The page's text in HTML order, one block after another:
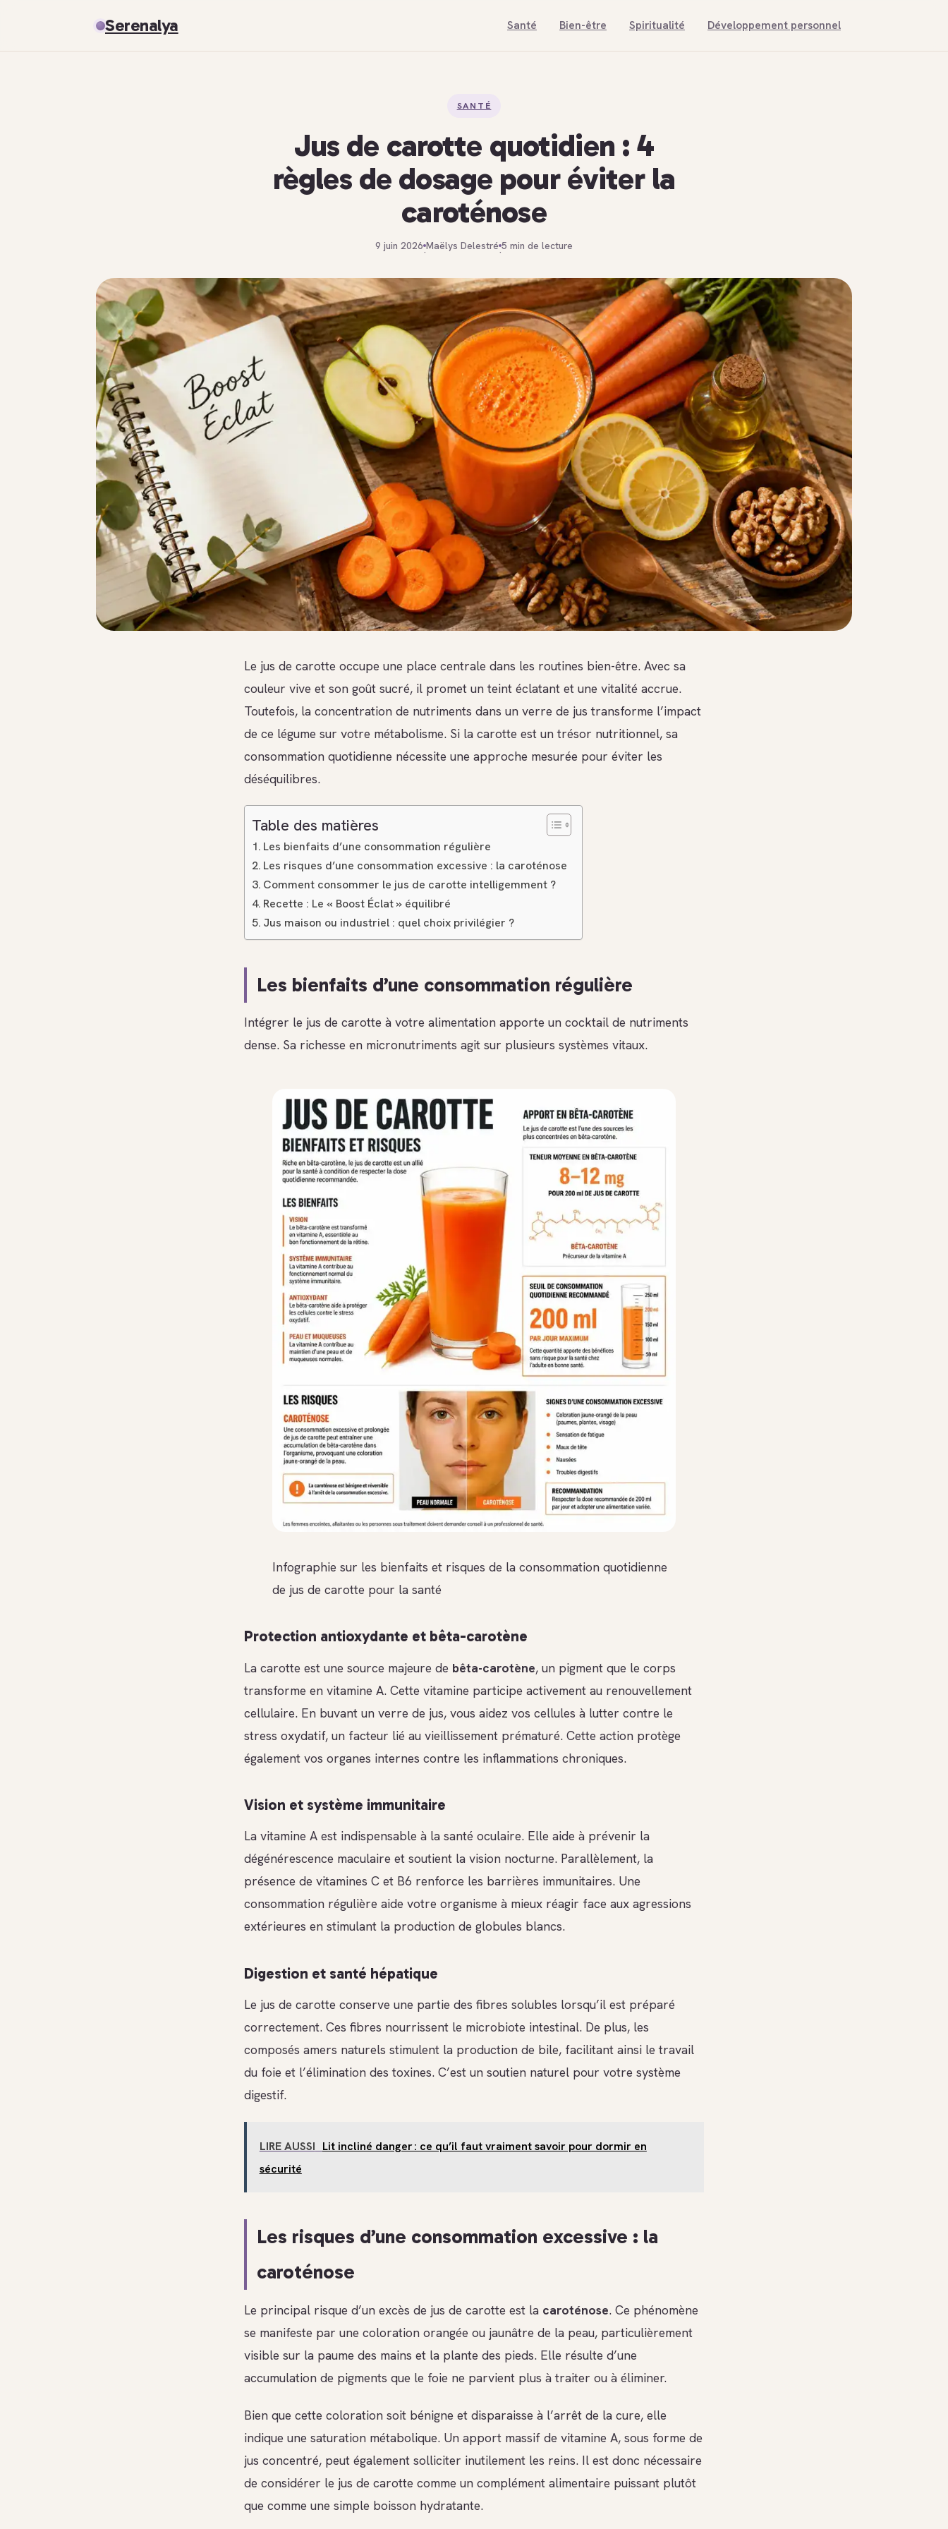
Serenalya Santé Bien-être Spiritualité Développement personnel
SANTÉ
Jus de carotte quotidien : 4
règles de dosage pour éviter la
caroténose
9 juin 2026
·
Maëlys Delestré
·
5 min de lecture
Le jus de carotte occupe une place centrale dans les routines bien-être. Avec sa
couleur vive et son goût sucré, il promet un teint éclatant et une vitalité accrue.
Toutefois, la concentration de nutriments dans un verre de jus transforme l’impact
de ce légume sur votre métabolisme. Si la carotte est un trésor nutritionnel, sa
consommation quotidienne nécessite une approche mesurée pour éviter les
déséquilibres.
Table des matières
Les bienfaits d’une consommation régulière
Les risques d’une consommation excessive : la caroténose
Comment consommer le jus de carotte intelligemment ?
Recette : Le « Boost Éclat » équilibré
Jus maison ou industriel : quel choix privilégier ?
Les bienfaits d’une consommation régulière
Intégrer le jus de carotte à votre alimentation apporte un cocktail de nutriments
dense. Sa richesse en micronutriments agit sur plusieurs systèmes vitaux.
Infographie sur les bienfaits et risques de la consommation quotidienne
de jus de carotte pour la santé
Protection antioxydante et bêta-carotène
La carotte est une source majeure de bêta-carotène, un pigment que le corps
transforme en vitamine A. Cette vitamine participe activement au renouvellement
cellulaire. En buvant un verre de jus, vous aidez vos cellules à lutter contre le
stress oxydatif, un facteur lié au vieillissement prématuré. Cette action protège
également vos organes internes contre les inflammations chroniques.
Vision et système immunitaire
La vitamine A est indispensable à la santé oculaire. Elle aide à prévenir la
dégénérescence maculaire et soutient la vision nocturne. Parallèlement, la
présence de vitamines C et B6 renforce les barrières immunitaires. Une
consommation régulière aide votre organisme à mieux réagir face aux agressions
extérieures en stimulant la production de globules blancs.
Digestion et santé hépatique
Le jus de carotte conserve une partie des fibres solubles lorsqu’il est préparé
correctement. Ces fibres nourrissent le microbiote intestinal. De plus, les
composés amers naturels stimulent la production de bile, facilitant ainsi le travail
du foie et l’élimination des toxines. C’est un soutien naturel pour votre système
digestif.
LIRE AUSSI Lit incliné danger : ce qu’il faut vraiment savoir pour dormir en
sécurité
Les risques d’une consommation excessive : la
caroténose
Le principal risque d’un excès de jus de carotte est la caroténose. Ce phénomène
se manifeste par une coloration orangée ou jaunâtre de la peau, particulièrement
visible sur la paume des mains et la plante des pieds. Elle résulte d’une
accumulation de pigments que le foie ne parvient plus à traiter ou à éliminer.
Bien que cette coloration soit bénigne et disparaisse à l’arrêt de la cure, elle
indique une saturation métabolique. Un apport massif de vitamine A, sous forme de
jus concentré, peut également solliciter inutilement les reins. Il est donc nécessaire
de considérer le jus de carotte comme un complément alimentaire puissant plutôt
que comme une simple boisson hydratante.